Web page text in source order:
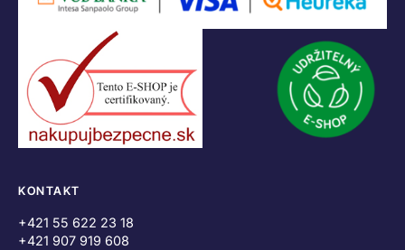
KONTAKT
+421 55 622 23 18
+421 907 919 608